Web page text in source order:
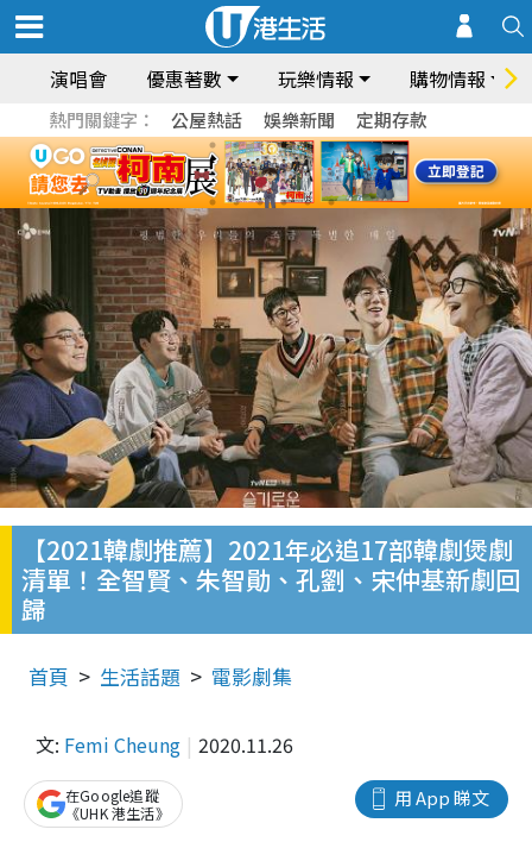
演唱會 優惠著數 玩樂情報 購物情報
熱門關鍵字： 公屋熱話 娛樂新聞 定期存款
【2021韓劇推薦】2021年必追17部韓劇煲劇
清單！全智賢、朱智勛、孔劉、宋仲基新劇回
歸
首頁 生活話題 電影劇集
文: Femi Cheung 2020.11.26
用 App 睇文
在Google追蹤
《UHK 港生活》